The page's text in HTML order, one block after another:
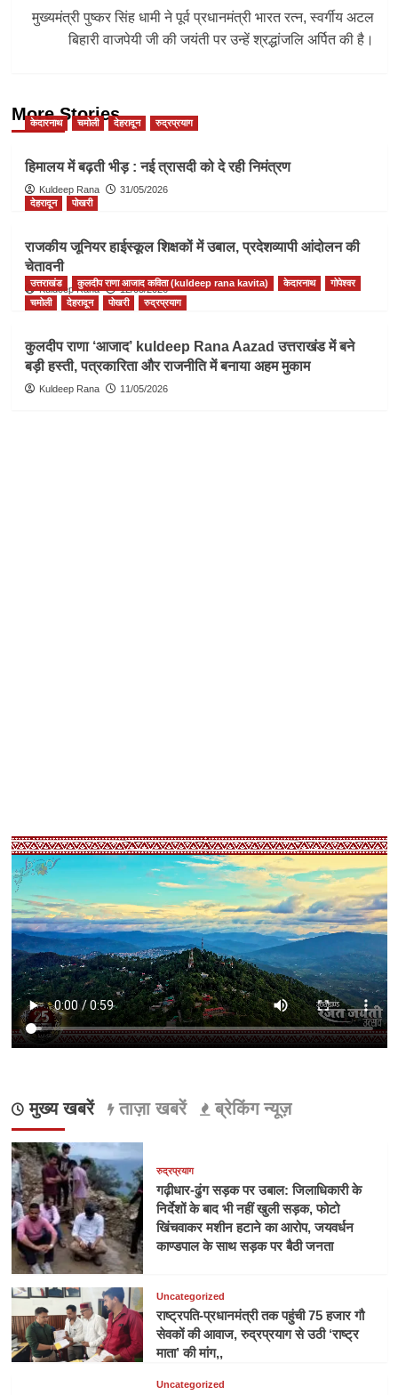
मुख्यमंत्री पुष्कर सिंह धामी ने पूर्व प्रधानमंत्री भारत रत्न, स्वर्गीय अटल
बिहारी वाजपेयी जी की जयंती पर उन्हें श्रद्धांजलि अर्पित की है।
More Stories
केदारनाथ चमोली देहरादून रुद्रप्रयाग
हिमालय में बढ़ती भीड़ : नई त्रासदी को दे रही निमंत्रण
Kuldeep Rana
31/05/2026
देहरादून
पोखरी
राजकीय जूनियर हाईस्कूल शिक्षकों में उबाल, प्रदेशव्यापी आंदोलन की
चेतावनी
Kuldeep Rana 12/05/2026
उत्तराखंड कुलदीप राणा आजाद कविता (kuldeep rana kavita) केदारनाथ
गोपेश्वर
चमोली
देहरादून पोखरी रुद्रप्रयाग
कुलदीप राणा ‘आजाद’ kuldeep Rana Aazad उत्तराखंड में बने
बड़ी हस्ती, पत्रकारिता और राजनीति में बनाया अहम मुकाम
Kuldeep Rana 11/05/2026
मुख्य खबरें ताज़ा खबरें ब्रेकिंग न्यूज़
रुद्रप्रयाग
गढ़ीधार-ढुंग सड़क पर उबाल: जिलाधिकारी के
निर्देशों के बाद भी नहीं खुली सड़क, फोटो
खिंचवाकर मशीन हटाने का आरोप, जयवर्धन
काण्डपाल के साथ सड़क पर बैठी जनता
Uncategorized
राष्ट्रपति-प्रधानमंत्री तक पहुंची 75 हजार गौ
सेवकों की आवाज, रुद्रप्रयाग से उठी ‘राष्ट्र
माता’ की मांग,,
Uncategorized